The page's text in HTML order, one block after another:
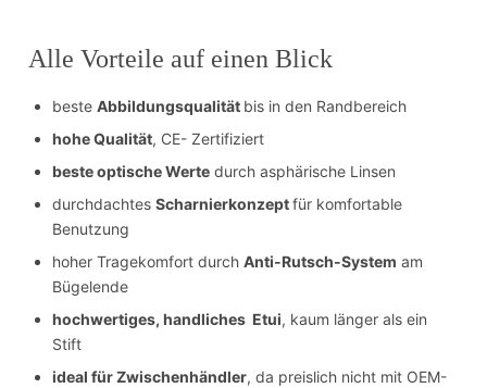
Alle Vorteile auf einen Blick
beste Abbildungsqualität bis in den Randbereich
hohe Qualität, CE- Zertifiziert
beste optische Werte durch asphärische Linsen
durchdachtes Scharnierkonzeptfür komfortable
Benutzung
hoher Tragekomfort durch Anti-Rutsch-System am
Bügelende
hochwertiges, handliches Etui, kaum länger als ein
Stift
ideal für Zwischenhändler, da preislich nicht mit OEM-